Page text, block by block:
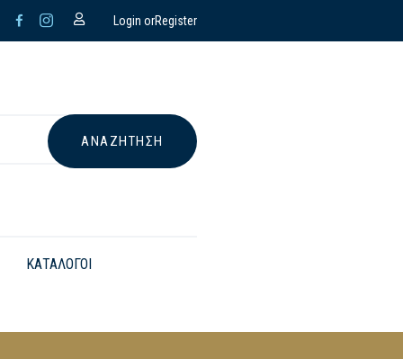
Login orRegister
ΚΑΤΑΛΟΓΟΙ